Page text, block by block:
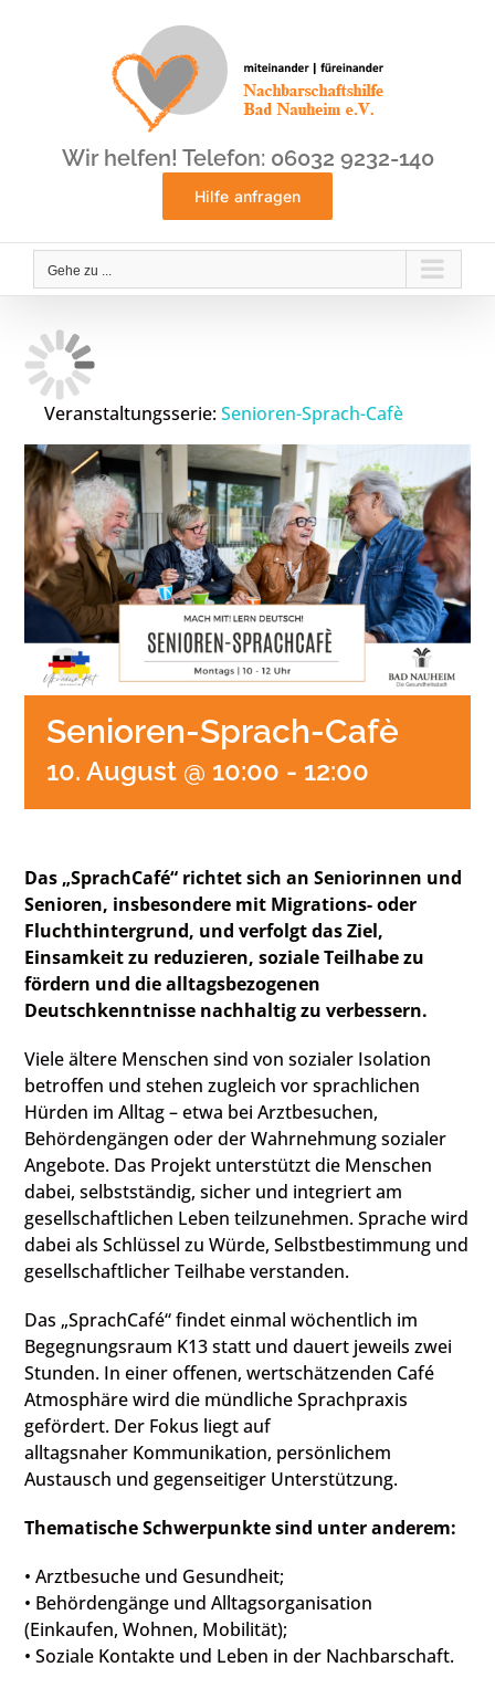
Wir helfen! Telefon: 06032 9232-140
Hilfe anfragen
Gehe zu ...
Veranstaltungsserie:Senioren-Sprach-Cafè
Senioren-Sprach-Cafè
10. August @ 10:00 - 12:00
Das „SprachCafé“ richtet sich an Seniorinnen und
Senioren, insbesondere mit Migrations- oder
Fluchthintergrund, und verfolgt das Ziel,
Einsamkeit zu reduzieren, soziale Teilhabe zu
fördern und die alltagsbezogenen
Deutschkenntnisse nachhaltig zu verbessern.
Viele ältere Menschen sind von sozialer Isolation
betroffen und stehen zugleich vor sprachlichen
Hürden im Alltag – etwa bei Arztbesuchen,
Behördengängen oder der Wahrnehmung sozialer
Angebote. Das Projekt unterstützt die Menschen
dabei, selbstständig, sicher und integriert am
gesellschaftlichen Leben teilzunehmen. Sprache wird
dabei als Schlüssel zu Würde, Selbstbestimmung und
gesellschaftlicher Teilhabe verstanden.
Das „SprachCafé“ findet einmal wöchentlich im
Begegnungsraum K13 statt und dauert jeweils zwei
Stunden. In einer offenen, wertschätzenden Café
Atmosphäre wird die mündliche Sprachpraxis
gefördert. Der Fokus liegt auf
alltagsnaher Kommunikation, persönlichem
Austausch und gegenseitiger Unterstützung.
Thematische Schwerpunkte sind unter anderem:
• Arztbesuche und Gesundheit;
• Behördengänge und Alltagsorganisation
(Einkaufen, Wohnen, Mobilität);
• Soziale Kontakte und Leben in der Nachbarschaft.